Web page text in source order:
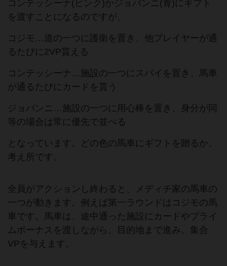
コンテッシーナ(ピンク)かジョバンニ(青)にギフト
を渡すことになるのですが、
コジモ…道の一つに護衛を置き、他プレイヤーが通
るたびに2VP貰える
コンテッシーナ…施設の一つにスパイを置き、馬車
が通るたびにカードを貰う
ジョバンニ…施設の一つに用心棒を置き、身分が同
等の場合は常に優先で並べる
となっています。どの色の馬車にギフトを贈るか、
考え所です。
全員がアクションし終わると、メディチ家の馬車の
一つが動きます。例えば第一ラウンドはコジモの馬
車です。馬車は、途中通った施設にカードやプライ
ムボーナスを渡しながら、目的地まで進み、集合
VPを与えます。